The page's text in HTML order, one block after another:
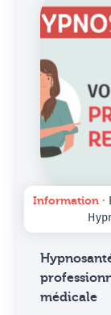
Information ∙
médicale